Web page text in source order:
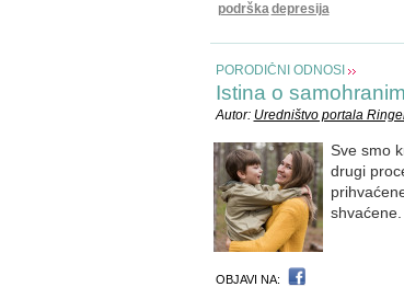
podrškadepresija
PORODIČNI ODNOSI
Istina o
Autor: Uredništvo portala
Sve smo
drugi
shvaćene.
OBJAVI NA: